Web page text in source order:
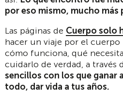
por eso mismo, mucho más
Las páginas de Cuerpo solo
hacer un viaje por el
cómo funciona, qué
cuidarlo de verdad, a través
sencillos con los que ganar
todo, dar vida a tus años.